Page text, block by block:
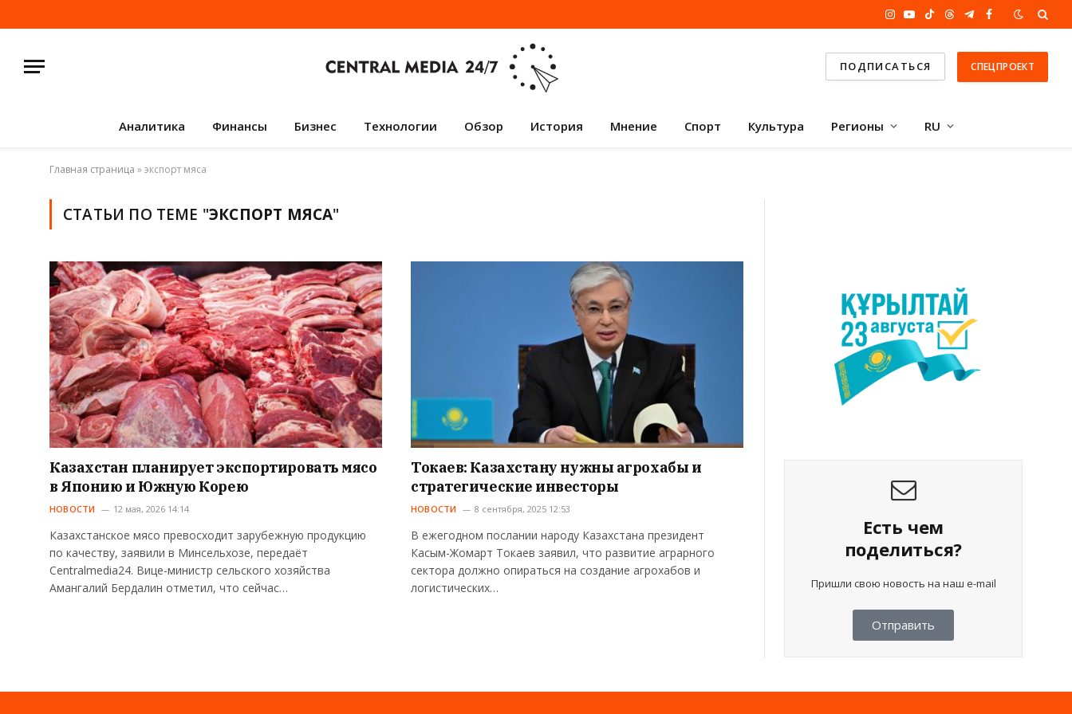
Instagram
YouTube
TikTokThreadsTelegram
Facebook
ПОДПИСАТЬСЯ СПЕЦПРОЕКТ
Аналитика Финансы Бизнес Технологии Обзор История Мнение Спорт Культура Регионы RU
Главная страница »экспорт мяса
СТАТЬИ ПО ТЕМЕ "ЭКСПОРТ МЯСА"
Казахстан планирует экспортировать мясо
в Японию и Южную Корею
НОВОСТИ 12 мая, 2026 14:14
Казахстанское мясо превосходит зарубежную продукцию
по качеству, заявили в Минсельхозе, передаёт
Centralmedia24. Вице-министр сельского хозяйства
Амангалий Бердалин отметил, что сейчас…
Токаев: Казахстану нужны агрохабы и
стратегические инвесторы
НОВОСТИ 8 сентября, 2025 12:53
В ежегодном послании народу Казахстана президент
Касым-Жомарт Токаев заявил, что развитие аграрного
сектора должно опираться на создание агрохабов и
логистических…
Есть чем
поделиться?
Пришли свою новость на наш e-mail
Отправить